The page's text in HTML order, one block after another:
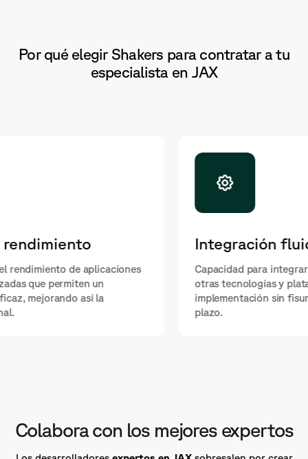
Por qué elegir Shakers para contratar a tu
especialista en JAX
Integración fluida
Capacidad para integrar soluciones basadas en JAX con
otras tecnologías y plataformas, asegurando una
implementación sin fisuras y una escalabilidad a largo
Colabora con los mejores expertos